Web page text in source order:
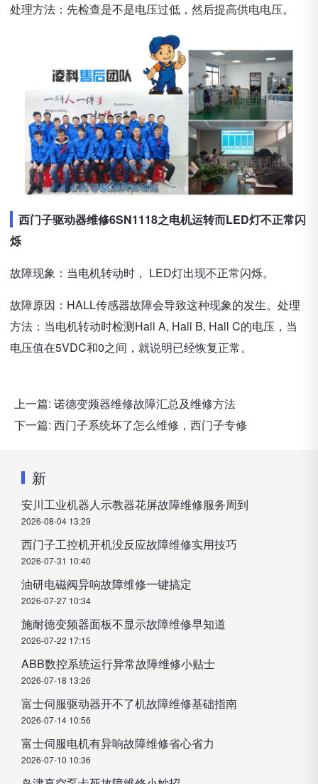
处理方法：先检查是不是电压过低，然后提高供电电压。
西门子驱动器维修6SN1118之电机运转而LED灯不正常闪
烁
故障现象：当电机转动时， LED灯出现不正常闪烁。
故障原因：HALL传感器故障会导致这种现象的发生。处理
方法：当电机转动时检测Hall A, Hall B, Hall C的电压，当
电压值在5VDC和0之间，就说明已经恢复正常。
上一篇: 诺德变频器维修故障汇总及维修方法
下一篇: 西门子系统坏了怎么维修，西门子专修
新
安川工业机器人示教器花屏故障维修服务周到
2026-08-04 13:29
西门子工控机开机没反应故障维修实用技巧
2026-07-31 10:40
油研电磁阀异响故障维修一键搞定
2026-07-27 10:34
施耐德变频器面板不显示故障维修早知道
2026-07-22 17:15
ABB数控系统运行异常故障维修小贴士
2026-07-18 13:26
富士伺服驱动器开不了机故障维修基础指南
2026-07-14 10:56
富士伺服电机有异响故障维修省心省力
2026-07-10 10:36